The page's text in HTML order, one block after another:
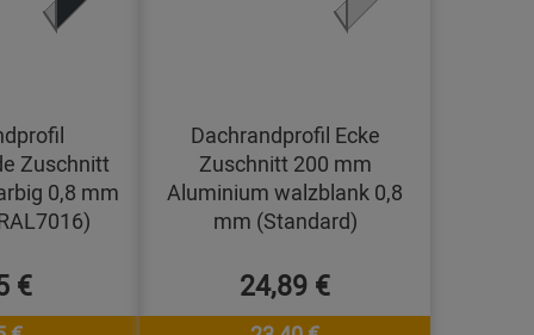
Zuschnitt
0,8 mm
€
Dachrandprofil Ecke
Zuschnitt 200 mm
Aluminium walzblank 0,8
mm (Standard)
24,89 €